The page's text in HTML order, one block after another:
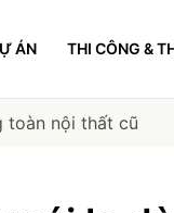
ÁN THI CÔNG &
toàn nội thất cũ